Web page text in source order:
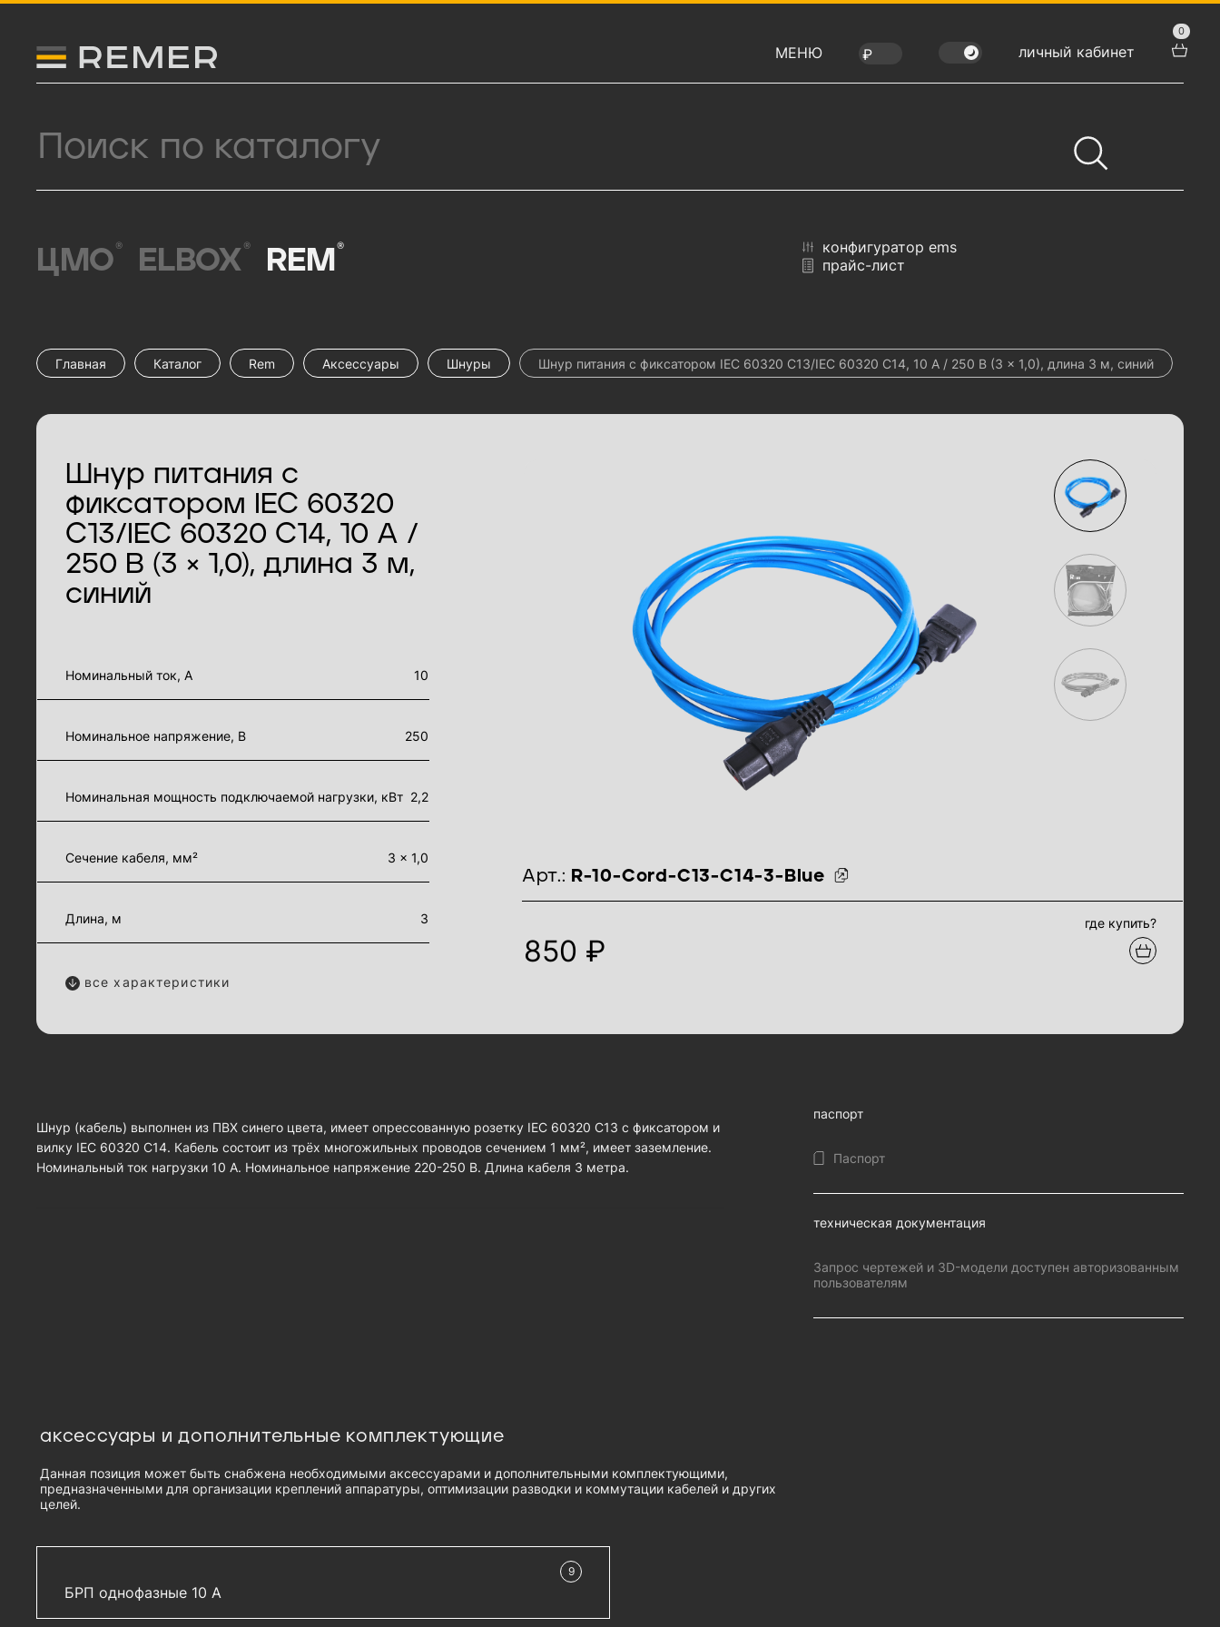
Логитип компании Remer МЕНЮ личный кабинет
0
ЦМО ® ELBOX® REM ®
конфигуратор ems
прайс-лист
Главная Каталог Rem Аксессуары Шнуры Шнур питания с фиксатором IEC 60320 C13/IEC 60320 C14, 10 А / 250 В (3 × 1,0), длина 3 м, синий
Шнур питания с
фиксатором IEC 60320
C13/IEC 60320 C14, 10 А /
250 В (3 × 1,0), длина 3 м,
синий
идентификаторы товара
Арт.: R-10-Cord-C13-C14-3-Blue
где купить?
850 ₽
Номинальный ток, А
10
Номинальное напряжение, В 250
Номинальная мощность подключаемой нагрузки, кВт 2,2
Сечение кабеля, мм² 3 × 1,0
Длина, м 3
все характеристики
Шнур (кабель) выполнен из ПВХ синего цвета, имеет опрессованную розетку IEC 60320 C13 с фиксатором и
вилку IEC 60320 C14. Кабель состоит из трёх многожильных проводов сечением 1 мм², имеет заземление.
Номинальный ток нагрузки 10 А. Номинальное напряжение 220-250 В. Длина кабеля 3 метра.
паспорт
Паспорт
техническая документация
Запрос чертежей и 3D-модели доступен авторизованным
пользователям
аксессуары и дополнительные комплектующие
Данная позиция может быть снабжена необходимыми аксессуарами и дополнительными комплектующими,
предназначенными для организации креплений аппаратуры, оптимизации разводки и коммутации кабелей и других
целей.
БРП однофазные 10 А
в наличии
9